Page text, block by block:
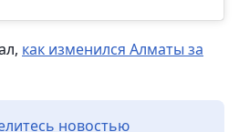
как изменился Алматы за
новостью